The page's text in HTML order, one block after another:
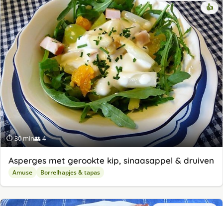
⏱ 30 min👥 4
👍
Asperges met gerookte kip, sinaasappel & druiven
Amuse Borrelhapjes & tapas